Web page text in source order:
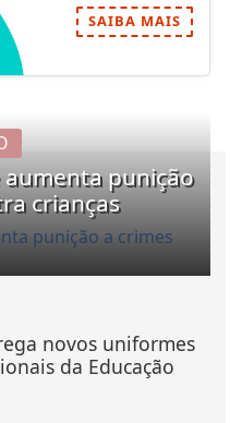
SAIBA MAIS
aumenta punição
crianças
novos uniformes
da Educação